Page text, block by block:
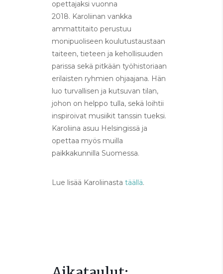
opettajaksi vuonna
2018. Karoliinan vankka
ammattitaito perustuu
monipuoliseen koulutustaustaan
taiteen, tieteen ja kehollisuuden
parissa sekä pitkään työhistoriaan
erilaisten ryhmien ohjaajana. Hän
luo turvallisen ja kutsuvan tilan,
johon on helppo tulla, sekä loihtii
inspiroivat musiikit tanssin tueksi.
Karoliina asuu Helsingissä ja
opettaa myös muilla
paikkakunnilla Suomessa.
Lue lisää Karoliinasta täällä.